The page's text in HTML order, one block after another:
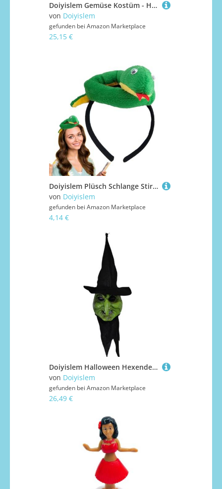
Doiyislem Gemüse Kostüm - Halloween Lustiges Kostüm - Karneval Party Für Cosplay Veranstaltung Frauen Mädchen
von Doiyislem
gefunden bei Amazon Marketplace
25,15 €
Doiyislem Plüsch Schlange Stirnband,Plüsch Haarschmuck,Weiches Bequemes Kopfband Damen Erwachsene | Damen Feste
von Doiyislem
gefunden bei Amazon Marketplace
4,14 €
Doiyislem Halloween Hexendekor - Kostümzubehör Blinkende Hexendekor - Scherzartikel Mit Licht Und Ton Für Partyzubehör Halloween Dekoration Innenbereich
von Doiyislem
gefunden bei Amazon Marketplace
26,49 €